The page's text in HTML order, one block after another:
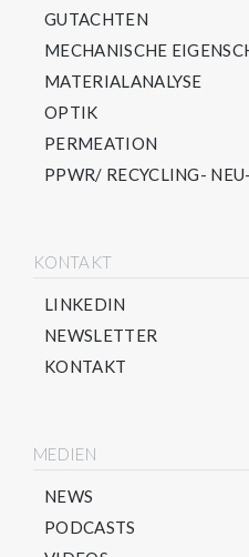
GUTACHTEN
MECHANISCHE
MATERIALANALYSE
OPTIK
PERMEATION
PPWR/ RECYCLING-
KONTAKT
LINKEDIN
NEWSLETTER
KONTAKT
MEDIEN
NEWS
PODCASTS